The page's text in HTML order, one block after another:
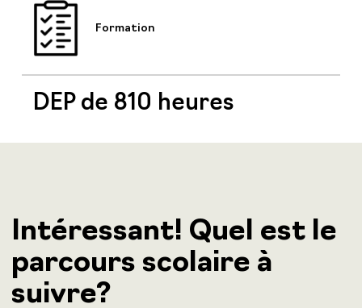
Formation
DEP de 810 heures
Intéressant! Quel est le
parcours scolaire à
suivre?